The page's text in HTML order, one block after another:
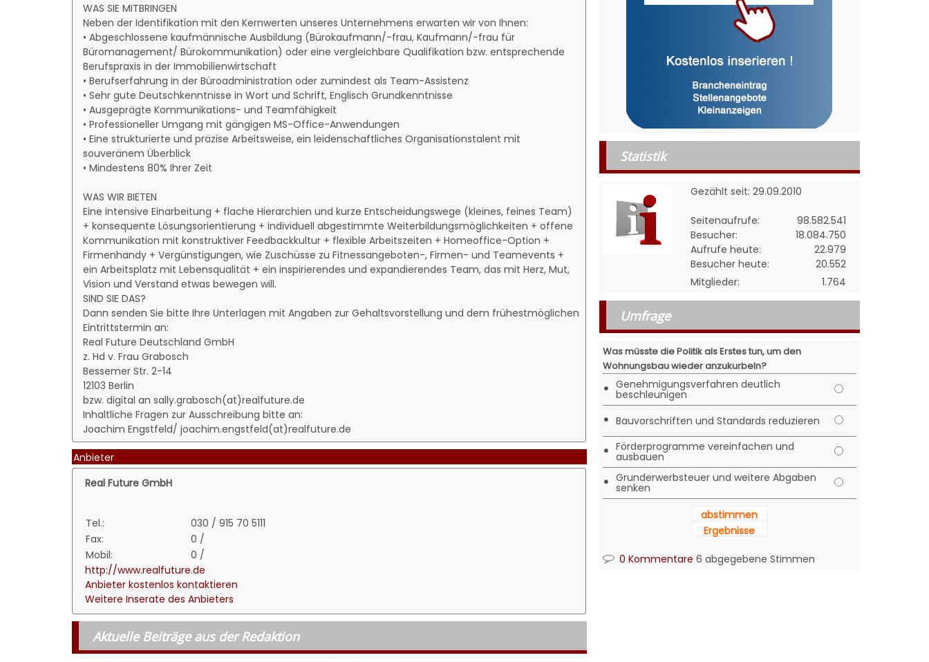
WAS SIE MITBRINGEN
Neben der Identifikation mit den Kernwerten unseres Unternehmens erwarten wir von Ihnen:
• Abgeschlossene kaufmännische Ausbildung (Bürokaufmann/-frau, Kaufmann/-frau für
Büromanagement/ Bürokommunikation) oder eine vergleichbare Qualifikation bzw. entsprechende
Berufspraxis in der Immobilienwirtschaft
• Berufserfahrung in der Büroadministration oder zumindest als Team-Assistenz
• Sehr gute Deutschkenntnisse in Wort und Schrift, Englisch Grundkenntnisse
• Ausgeprägte Kommunikations- und Teamfähigkeit
• Professioneller Umgang mit gängigen MS-Office-Anwendungen
• Eine strukturierte und präzise Arbeitsweise, ein leidenschaftliches Organisationstalent mit
souveränem Überblick
• Mindestens 80% Ihrer Zeit
WAS WIR BIETEN
Eine intensive Einarbeitung + flache Hierarchien und kurze Entscheidungswege (kleines, feines Team)
+ konsequente Lösungsorientierung + individuell abgestimmte Weiterbildungsmöglichkeiten + offene
Kommunikation mit konstruktiver Feedbackkultur + flexible Arbeitszeiten + Homeoffice-Option +
Firmenhandy + Vergünstigungen, wie Zuschüsse zu Fitnessangeboten-, Firmen- und Teamevents +
ein Arbeitsplatz mit Lebensqualität + ein inspirierendes und expandierendes Team, das mit Herz, Mut,
Vision und Verstand etwas bewegen will.
SIND SIE DAS?
Dann senden Sie bitte Ihre Unterlagen mit Angaben zur Gehaltsvorstellung und dem frühestmöglichen
Eintrittstermin an:
Real Future Deutschland GmbH
z. Hd v. Frau Grabosch
Bessemer Str. 2-14
12103 Berlin
bzw. digital an sally.grabosch(at)realfuture.de
Inhaltliche Fragen zur Ausschreibung bitte an:
Joachim Engstfeld/ joachim.engstfeld(at)realfuture.de
Anbieter
Real Future GmbH
Tel.:
030 / 915 70 5111
Fax:
0 /
Mobil:
0 /
http://www.realfuture.de
Anbieter kostenlos kontaktieren
Weitere Inserate des Anbieters
Aktuelle Beiträge aus der Redaktion
Statistik
Gezählt seit: 29.09.2010
Seitenaufrufe:
98.582.541
Besucher:
18.084.750
Aufrufe heute:
22.979
Besucher heute:
20.552
Mitglieder:
1.764
Umfrage
Was müsste die Politik als Erstes tun, um den
Wohnungsbau wieder anzukurbeln?
• Genehmigungsverfahren deutlich
beschleunigen
• Bauvorschriften und Standards reduzieren
• Förderprogramme vereinfachen und
ausbauen
• Grunderwerbsteuer und weitere Abgaben
senken
abstimmen
Ergebnisse
0 Kommentare 6 abgegebene Stimmen